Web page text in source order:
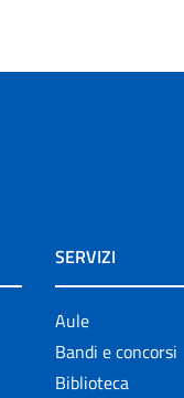
SERVIZI
Aule
Bandi e concorsi
Biblioteca